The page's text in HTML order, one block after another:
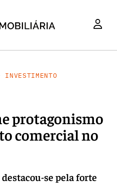
INVESTIMENTO
protagonismo
comercial no
destacou-se pela forte